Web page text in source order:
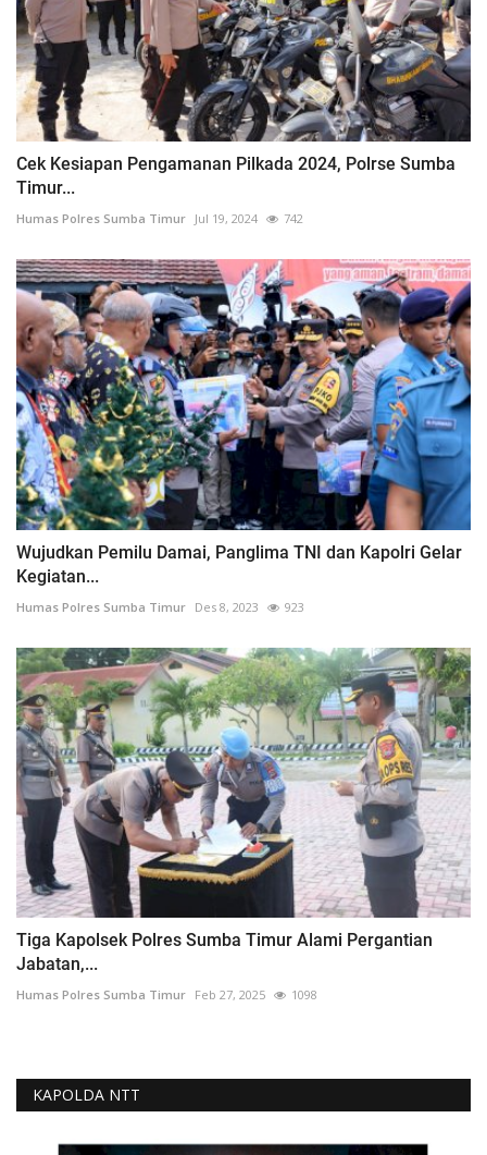
Cek Kesiapan Pengamanan Pilkada 2024, Polrse Sumba
Timur...
Humas Polres Sumba Timur Jul 19, 2024 742
Wujudkan Pemilu Damai, Panglima TNI dan Kapolri Gelar
Kegiatan...
Humas Polres Sumba Timur Des 8, 2023 923
Tiga Kapolsek Polres Sumba Timur Alami Pergantian
Jabatan,...
Humas Polres Sumba Timur Feb 27, 2025 1098
KAPOLDA NTT